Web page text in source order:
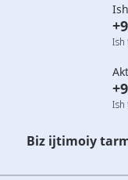
Ish
Ish
Biz ijtimoiy